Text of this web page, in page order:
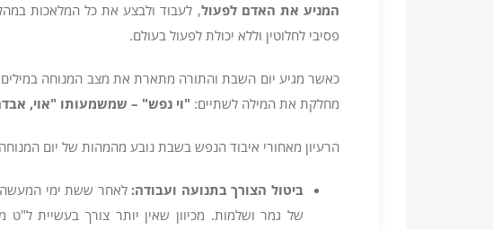
המניע את האדם לפעול, לעבוד ולבצע את כל המלאכות
פסיבי לחלוטין וללא יכולת לפעול בעולם.
כאשר מגיע יום השבת והתורה מתארת את מצב המנוחה
מחלקת את המילה לשתיים: "וי נפש" – שמשמעותו "אוי,
הרעיון מאחורי איבוד הנפש בשבת נובע מהמהות של יום
ביטול הצורך בתנועה ועבודה: לאחר ששת ימי
של גמר ושלמות. מכיוון שאין יותר צורך בעשיית